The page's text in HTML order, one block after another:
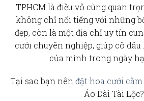
TP.HCMlà điều vô cùng quan
không chỉ nổi tiếng với những
đẹp, còn là một địa chỉ uy tín
cưới chuyên nghiệp, giúp cô
của mình trong ngày
Tại sao bạn nênđặt hoa cưới
Áo Dài Tài Lộc?